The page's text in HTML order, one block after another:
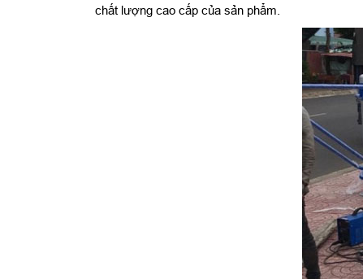
chất lượng cao cấp của sản phẩm.